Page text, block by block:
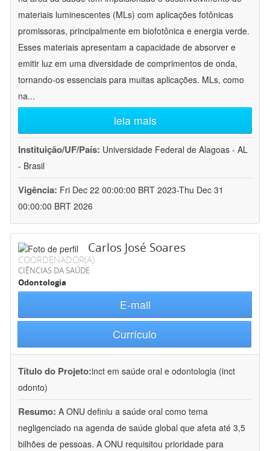
materiais luminescentes (MLs) com aplicações fotônicas
promissoras, principalmente em biofotônica e energia verde.
Esses materiais apresentam a capacidade de absorver e
emitir luz em uma diversidade de comprimentos de onda,
tornando-os essenciais para muitas aplicações. MLs, como
na...
leia mais
Instituição/UF/País: Universidade Federal de Alagoas - AL
- Brasil
Vigência: Fri Dec 22 00:00:00 BRT 2023-Thu Dec 31
00:00:00 BRT 2026
Carlos José Soares
COORDENADOR(A)
CIÊNCIAS DA SAÚDE
Odontologia
E-mail
Currículo
Título do Projeto:inct em saúde oral e odontologia (inct
odonto)
Resumo: A ONU definiu a saúde oral como tema
negligenciado na agenda de saúde global que afeta até 3,5
bilhões de pessoas. A ONU requisitou prioridade para